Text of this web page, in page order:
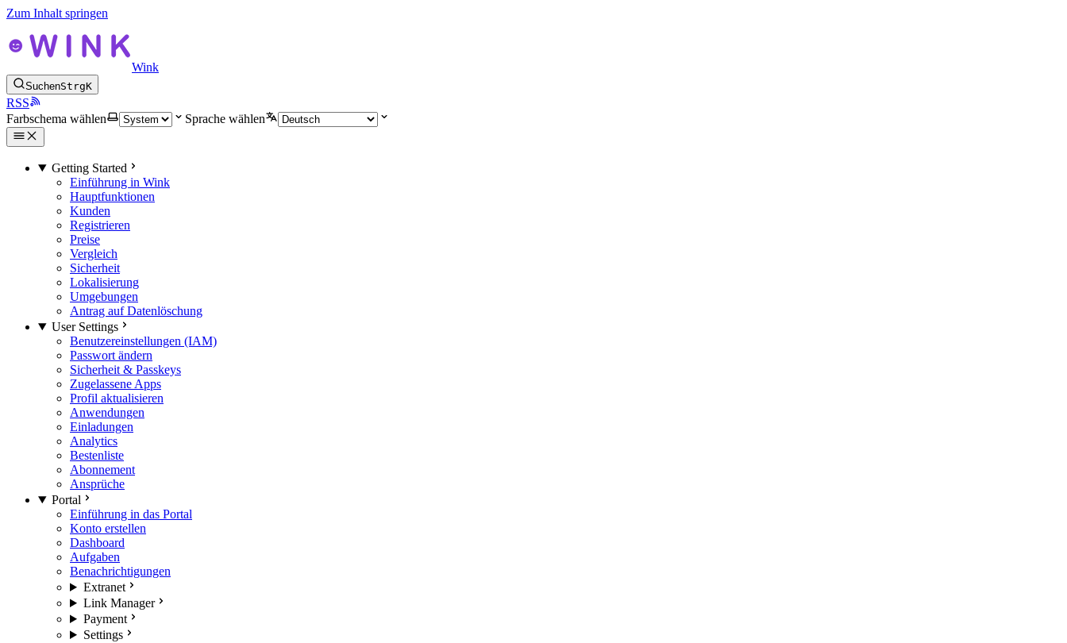
Zum Inhalt springen
Wink
SuchenStrgK
RSS
Farbschema wählen
Sprache wählen
Getting Started
Einführung in Wink
Hauptfunktionen
Kunden
Registrieren
Preise
Vergleich
Sicherheit
Lokalisierung
Umgebungen
Antrag auf Datenlöschung
User Settings
Benutzereinstellungen (IAM)
Passwort ändern
Sicherheit & Passkeys
Zugelassene Apps
Profil aktualisieren
Anwendungen
Einladungen
Analytics
Bestenliste
Abonnement
Ansprüche
Portal
Einführung in das Portal
Konto erstellen
Dashboard
Aufgaben
Benachrichtigungen
Extranet
Link Manager
Payment
Settings